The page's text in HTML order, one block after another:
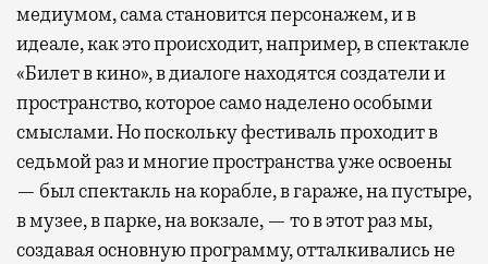
медиумом, сама становится персонажем, и в
идеале, как это происходит, например, в спектакле
«Билет в кино», в диалоге находятся создатели и
пространство, которое само наделено особыми
смыслами. Но поскольку фестиваль проходит в
седьмой раз и многие пространства уже освоены
— был спектакль на корабле, в гараже, на пустыре,
в музее, в парке, на вокзале, — то в этот раз мы,
создавая основную программу, отталкивались не